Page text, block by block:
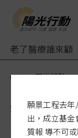
老了醫療誰來顧
udn 陽光行動
教育扎根
思華上任
願景工程去
出，成立基
質報 導不可